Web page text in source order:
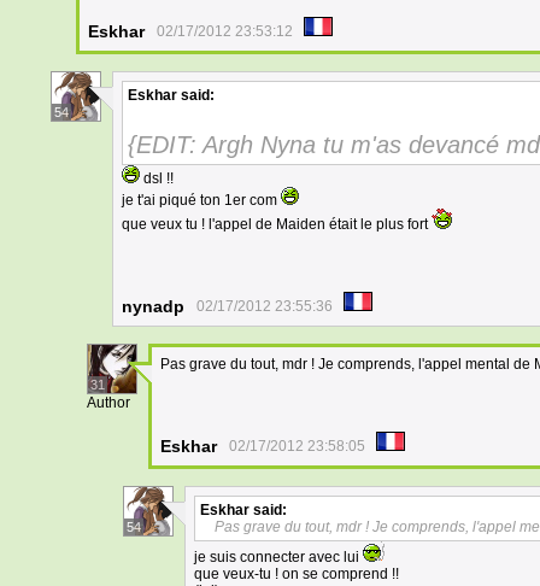
Eskhar 02/17/2012 23:53:12
54
Eskhar said:
{EDIT: Argh Nyna tu m'as devancé
dsl !!
je t'ai piqué ton 1er com
que veux tu ! l'appel de Maiden était le plus fort
nynadp 02/17/2012 23:55:36
31
Author
Pas grave du tout, mdr ! Je comprends, l'appel mental de
Eskhar 02/17/2012 23:58:05
54
Eskhar said:
Pas grave du tout, mdr ! Je comprends, l'appel
je suis connecter avec lui
que veux-tu ! on se comprend !!